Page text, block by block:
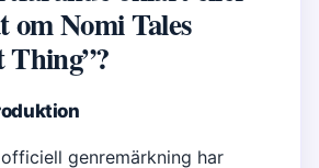
om Nomi Tales
Thing”?
genremärkning har